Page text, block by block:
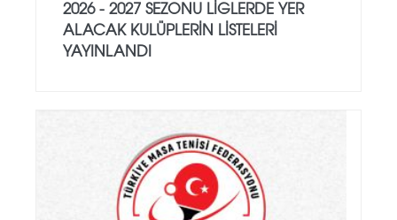
2026 - 2027 SEZONU LIGLERDE YER
ALACAK KULÜPLERIN LISTELERI
YAYINLANDI